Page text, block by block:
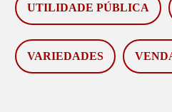
UTILIDADE PÚBLICA
VARIEDADES